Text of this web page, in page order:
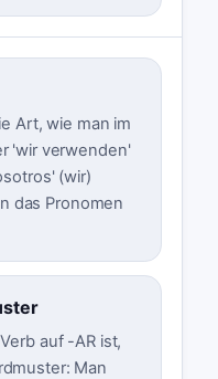
Art, wie man im
'wir verwenden'
(wir)
das Pronomen
auf -AR ist,
Man